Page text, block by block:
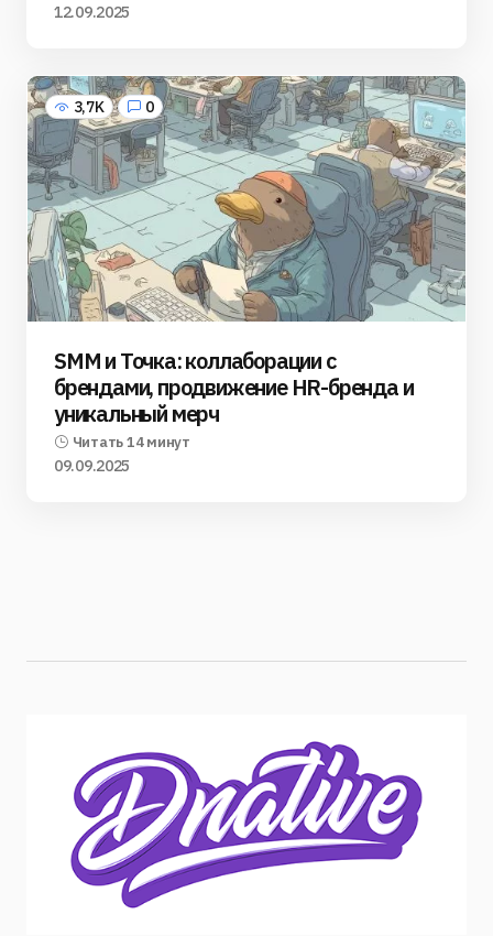
12.09.2025
3,7K 0
SMM и Точка: коллаборации с
брендами, продвижение HR-бренда и
уникальный мерч
Читать 14 минут
09.09.2025